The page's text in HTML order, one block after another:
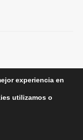
de Ágreda
experiencia en
utilizamos o